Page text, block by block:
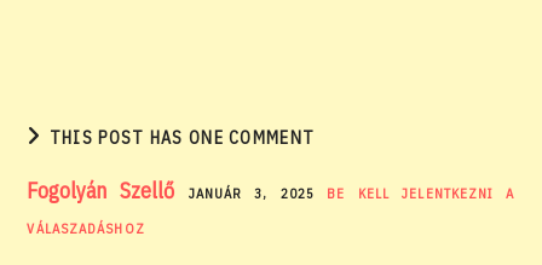
THIS POST HAS ONE COMMENT
Fogolyán Szellő JANUÁR 3, 2025 BE KELL JELENTKEZNI A
VÁLASZADÁSHOZ